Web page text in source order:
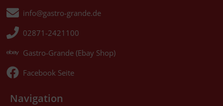
info@gastro-grande.de
02871-2421100
Gastro-Grande (Ebay Shop)
Facebook Seite
Navigation